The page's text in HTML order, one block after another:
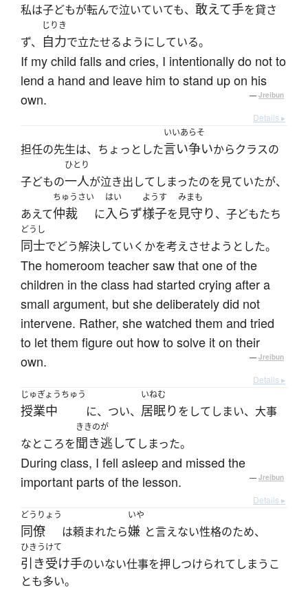
私は子どもが転んで泣いていても、 敢えて手を貸さ
ず、
じりき
自力で立たせるようにしている。
If my child falls and cries, I intentionally do not to
lend a hand and leave him to stand up on his
own.
— Jreibun
Details ▸
担任の先生は、ちょっとした
いいあらそ
言い争いからクラスの
子どもの
ひとり
一人が泣き出してしまったのを見ていたが、
あえて
ちゅうさい
仲裁 に
はい
入らず
ようす
様子を
みまも
見守り、子どもたち
どうし
同士でどう解決していくかを考えさせようとした。
The homeroom teacher saw that one of the
children in the class had started crying after a
small argument, but she deliberately did not
intervene. Rather, she watched them and tried
to let them figure out how to solve it on their
own.
— Jreibun
Details ▸
じゅぎょうちゅう
授業中 に、つい、
いねむ
居眠りをしてしまい、大事
なところを
ききのが
聞き逃して しまった。
During class, I fell asleep and missed the
important parts of the lesson.
— Jreibun
Details ▸
どうりょう
同僚 は頼まれたら
いや
嫌 と言えない性格のため、
ひきうけて
引き受け手のいない仕事を押しつけられてしまうこ
とも多い。